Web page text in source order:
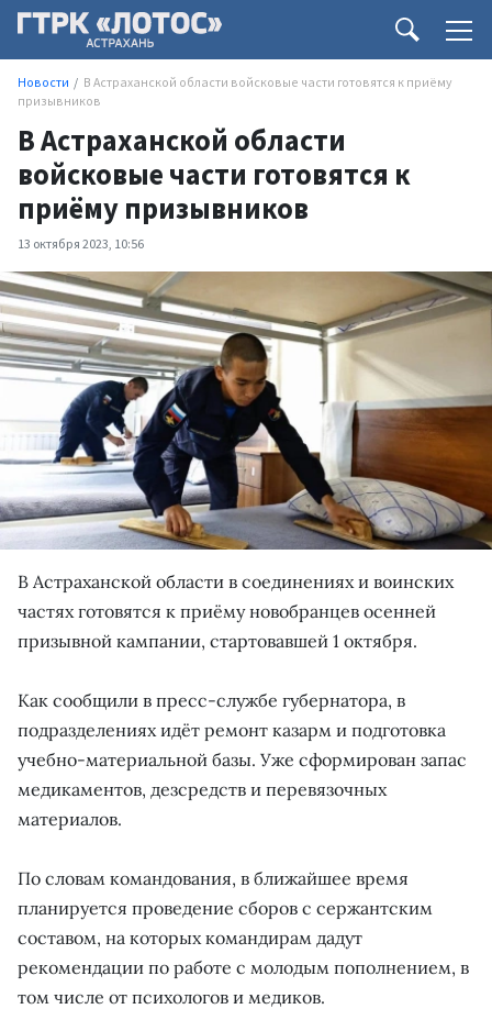
Новости
В Астраханской области войсковые части готовятся к приёму
призывников
В Астраханской области
войсковые части готовятся к
приёму призывников
13 октября 2023, 10:56
В Астраханской области в соединениях и воинских
частях готовятся к приёму новобранцев осенней
призывной кампании, стартовавшей 1 октября.
Как сообщили в пресс-службе губернатора, в
подразделениях идёт ремонт казарм и подготовка
учебно-материальной базы. Уже сформирован запас
медикаментов, дезсредств и перевязочных
материалов.
По словам командования, в ближайшее время
планируется проведение сборов с сержантским
составом, на которых командирам дадут
рекомендации по работе с молодым пополнением, в
том числе от психологов и медиков.